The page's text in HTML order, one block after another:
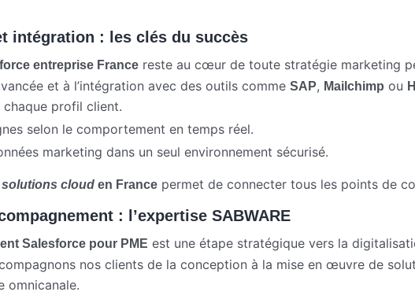
intégration : les clés du succès
entreprise France reste au cœur de toute stratégie marketing
et à l’intégration avec des outils comme SAP, Mailchimp ou
chaque profil client.
selon le comportement en temps réel.
marketing dans un seul environnement sécurisé.
solutions cloud en France permet de connecter tous les points de
: l’expertise SABWARE
Salesforce pour PME est une étape stratégique vers la
nos clients de la conception à la mise en œuvre de
omnicanale.